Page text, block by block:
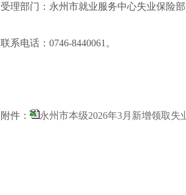
受理部门：永州市就业服务中心失业保险部
联系电话：0746-8440061。
附件： 永州市本级2026年3月新增领取失